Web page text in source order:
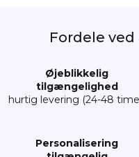
Fordele
Øjeblikkelig
tilgængelighed
hurtig levering (24-48
Personalisering